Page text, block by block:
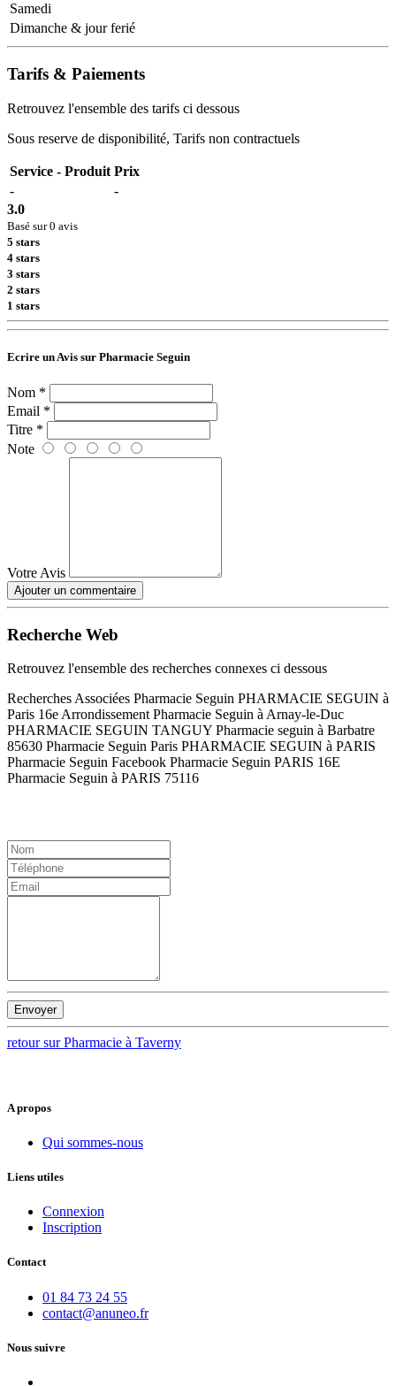
Samedi
Dimanche & jour ferié
Tarifs & Paiements
Retrouvez l'ensemble des tarifs ci dessous
Sous reserve de disponibilité, Tarifs non contractuels
Service - Produit Prix
-
-
3.0
Basé sur 0 avis
5 stars
4 stars
3 stars
2 stars
1 stars
Ecrire un Avis sur Pharmacie Seguin
Nom *
Email *
Titre *
Note
Votre Avis
Recherche Web
Retrouvez l'ensemble des recherches connexes ci dessous
Recherches Associées Pharmacie Seguin PHARMACIE SEGUIN à
Paris 16e Arrondissement Pharmacie Seguin à Arnay-le-Duc
PHARMACIE SEGUIN TANGUY Pharmacie seguin à Barbatre
85630 Pharmacie Seguin Paris PHARMACIE SEGUIN à PARIS
Pharmacie Seguin Facebook Pharmacie Seguin PARIS 16E
Pharmacie Seguin à PARIS 75116
Envoyer
retour sur Pharmacie à Taverny
A propos
Qui sommes-nous
Liens utiles
Connexion
Inscription
Contact
01 84 73 24 55
contact@anuneo.fr
Nous suivre